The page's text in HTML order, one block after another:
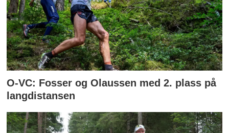
O-VC: Fosser og Olaussen med 2. plass på
langdistansen